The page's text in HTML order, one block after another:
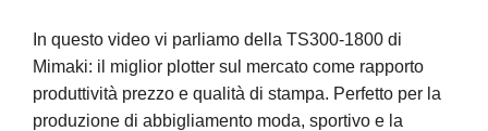
In questo video vi parliamo della TS300-1800 di
Mimaki: il miglior plotter sul mercato come rapporto
produttività prezzo e qualità di stampa. Perfetto per la
produzione di abbigliamento moda, sportivo e la